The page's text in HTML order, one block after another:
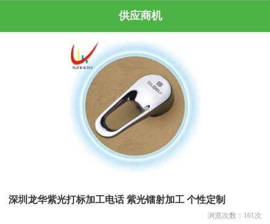
供应商机
深圳龙华紫光打标加工电话 紫光镭射加工 个性定制
浏览次数： 161 次